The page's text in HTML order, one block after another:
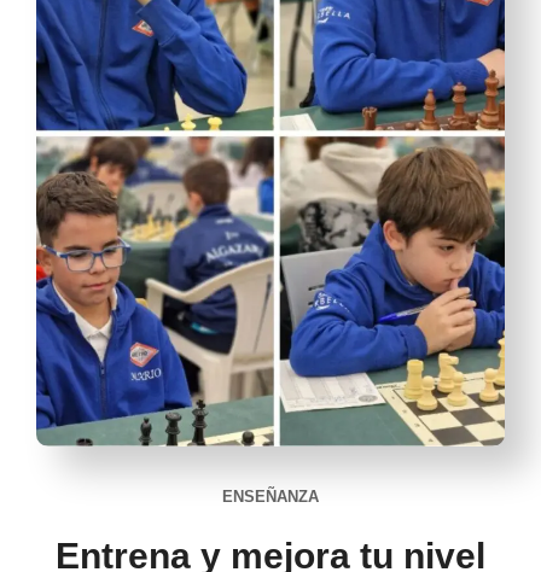
ENSEÑANZA
Entrena y mejora tu nivel